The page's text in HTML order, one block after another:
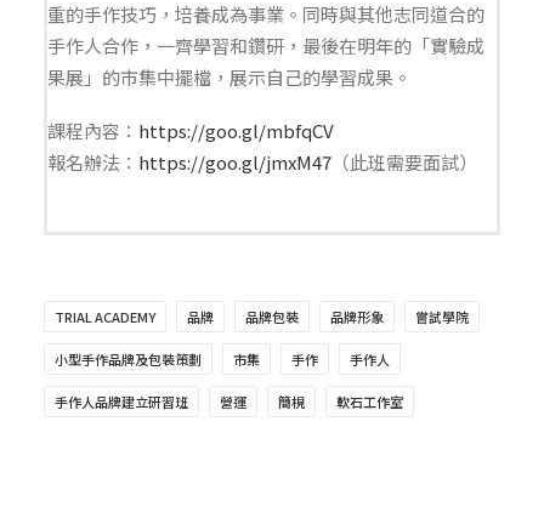
重的手作技巧，培養成為事業。同時與其他志同道合的
手作人合作，一齊學習和鑽研，最後在明年的「實驗成
果展」的市集中擺檔，展示自己的學習成果。
課程內容： https://goo.gl/mbfqCV
報名辦法： https://goo.gl/jmxM47 （此班需要面試）
TRIAL ACADEMY 品牌 品牌包裝 品牌形象 嘗試學院
小型手作品牌及包裝策劃 市集 手作 手作人
手作人品牌建立研習班 營運 簡梘 軟石工作室